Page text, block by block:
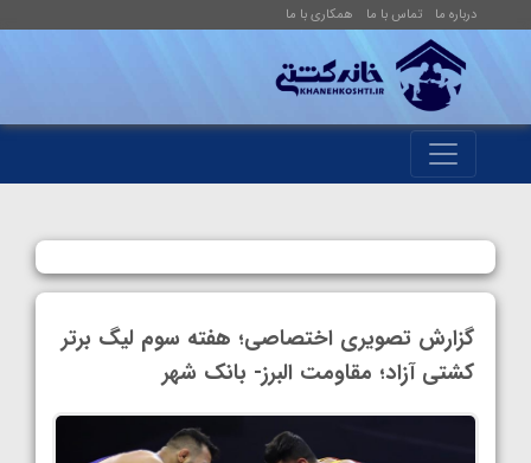
درباره ما تماس با ما همکاری با ما
گزارش تصویری اختصاصی؛ هفته سوم لیگ برتر
کشتی آزاد؛ مقاومت البرز- بانک شهر